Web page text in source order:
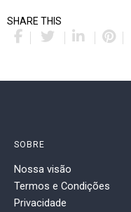
SHARE THIS
SOBRE
Nossa visão
Termos e Condições
Privacidade